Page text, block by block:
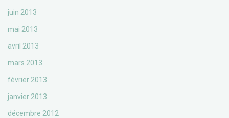
juin 2013
mai 2013
avril 2013
mars 2013
février 2013
janvier 2013
décembre 2012